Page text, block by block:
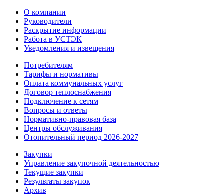
О компании
Руководители
Раскрытие информации
Работа в УСТЭК
Уведомления и извещения
Потребителям
Тарифы и нормативы
Оплата коммунальных услуг
Договор теплоснабжения
Подключение к сетям
Вопросы и ответы
Нормативно-правовая база
Центры обслуживания
Отопительный период 2026-2027
Закупки
Управление закупочной деятельностью
Текущие закупки
Результаты закупок
Архив